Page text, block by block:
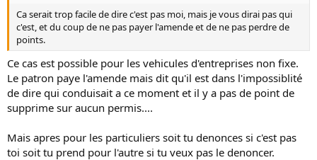
Ca serait trop facile de dire c'est pas moi, mais je vous dirai pas qui
c'est, et du coup de ne pas payer l'amende et de ne pas perdre de
points.
Ce cas est possible pour les vehicules d'entreprises non fixe.
Le patron paye l'amende mais dit qu'il est dans l'impossiblité
de dire qui conduisait a ce moment et il y a pas de point de
supprime sur aucun permis....
Mais apres pour les particuliers soit tu denonces si c'est pas
toi soit tu prend pour l'autre si tu veux pas le denoncer.